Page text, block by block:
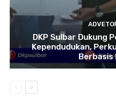
DKP Sulbar Dukung
Kependudukan,
Berbasis